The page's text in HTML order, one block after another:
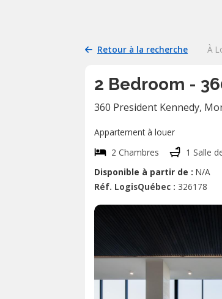
Retour à la recherche À
2 Bedroom -
360 President Kennedy,
Appartement à louer
2 Chambres
1 Salle
Disponible à partir de : N/A
Réf. LogisQuébec : 326178